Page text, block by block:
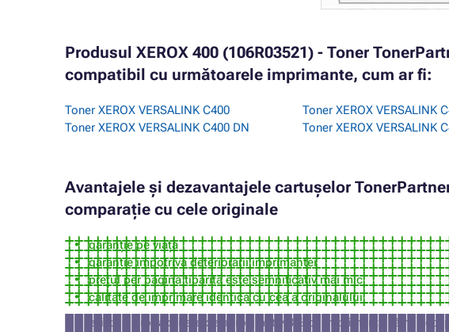
Produsul XEROX 400 (106R03521) - Toner
compatibil cu următoarele imprimante, cum ar fi:
Toner XEROX VERSALINK C400
Toner XEROX VERSALINK C400 DN
Toner XEROX VERSALINK
Toner XEROX VERSALINK
Avantajele și dezavantajele cartușelor
comparație cu cele originale
garanție pe viață
garanție împotriva deteriorării imprimantei
prețul per pagină tipărită este semnificativ mai mic
calitate de imprimare identică cu cea a originalului
există o probabilitate de aproximativ 3% ca imprimanta să nu